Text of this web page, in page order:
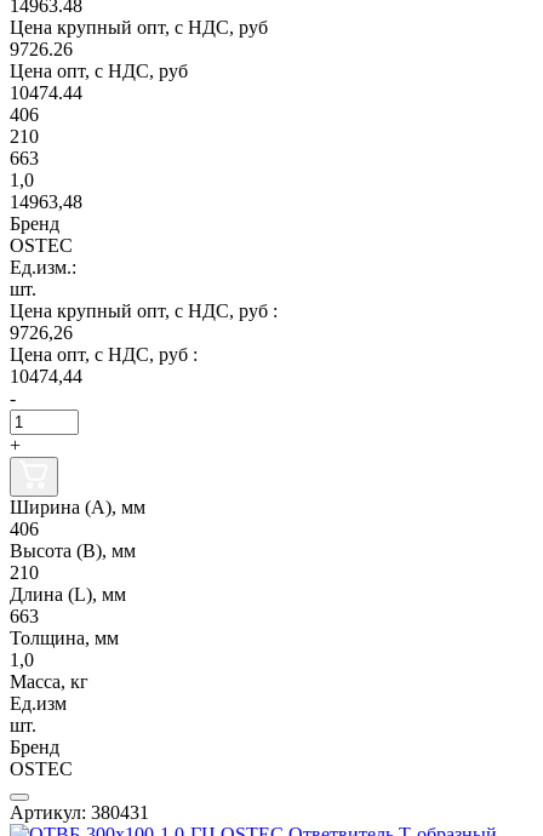
14963.48
Цена крупный опт, с НДС, руб
9726.26
Цена опт, с НДС, руб
10474.44
406
210
663
1,0
14963,48
Бренд
OSTEC
Ед.изм.:
шт.
Цена крупный опт, с НДС, руб :
9726,26
Цена опт, с НДС, руб :
10474,44
-
+
Ширина (А), мм
406
Высота (В), мм
210
Длина (L), мм
663
Толщина, мм
1,0
Масса, кг
Ед.изм
шт.
Бренд
OSTEC
Артикул: 380431